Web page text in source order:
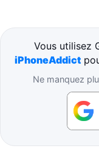
Vous utilisez
iPhoneAddict
Ne manquez